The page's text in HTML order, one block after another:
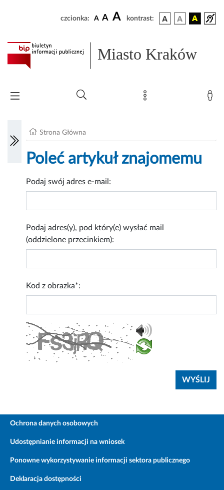
czcionka: A A A kontrast:
Miasto Kraków
Strona Główna
Poleć artykuł znajomemu
Podaj swój adres e-mail:
Podaj adres(y), pod który(e) wysłać mail
(oddzielone przecinkiem):
Kod z obrazka*:
Ochrona danych osobowych
Udostępnianie informacji na wniosek
Ponowne wykorzystywanie informacji sektora publicznego
Deklaracja dostępności